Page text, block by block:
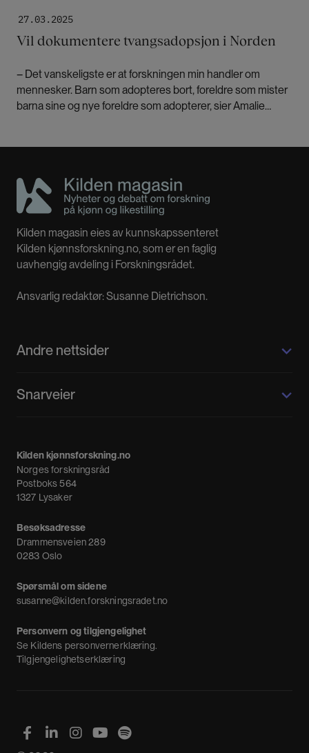
27.03.2025
Vil dokumentere tvangsadopsjon i Norden
– Det vanskeligste er at forskningen min handler om
mennesker. Barn som adopteres bort, foreldre som mister
barna sine og nye foreldre som adopterer, sier Amalie
Kilden magasin eies av kunnskapssenteret
Kilden kjønnsforskning.no, som er en faglig
uavhengig avdeling i Forskningsrådet.
Ansvarlig redaktør: Susanne Dietrichson.
Andre nettsider
Kvinnehistorie.no
Snarveier
Nyheter
Nyhetsbrev
Kilden kjønnsforskning.no
Norges forskningsråd
Postboks 564
1327 Lysaker
Besøksadresse
Drammensveien 289
0283 Oslo
Spørsmål om sidene
susanne@kilden.forskningsradet.no
Personvern og tilgjengelighet
Se Kildens personvernerklæring.
Tilgjengelighetserklæring